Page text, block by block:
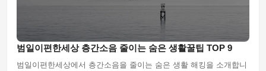
범일이편한세상 층간소음 줄이는 숨은 생활꿀팁 TOP 9
범일이편한세상에서 층간소음을 줄이는 숨은 생활 해킹을 소개합니